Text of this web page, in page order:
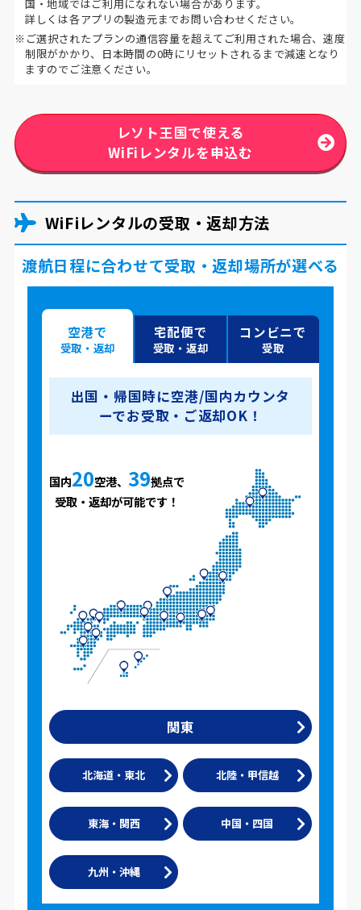
国・地域ではご利用になれない場合があります。
詳しくは各アプリの製造元までお問い合わせください。
※ご選択されたプランの通信容量を超えてご利用された場合、速度
制限がかかり、日本時間の0時にリセットされるまで減速となり
ますのでご注意ください。
レソト王国で使える
WiFiレンタルを申込む
WiFiレンタルの受取・返却方法
渡航日程に合わせて受取・返却場所が選べる
空港で
受取・返却
宅配便で
受取・返却
コンビニで
受取
出国・帰国時に空港/国内カウンタ
ーでお受取・ご返却OK！
国内20空港、 39拠点で
受取・返却が可能です！
関東
北海道・東北 北陸・甲信越
東海・関西 中国・四国
九州・沖縄